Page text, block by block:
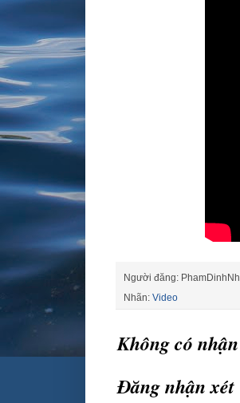
Người đăng:
Nhãn: Video
Không có
Đăng nhận xét